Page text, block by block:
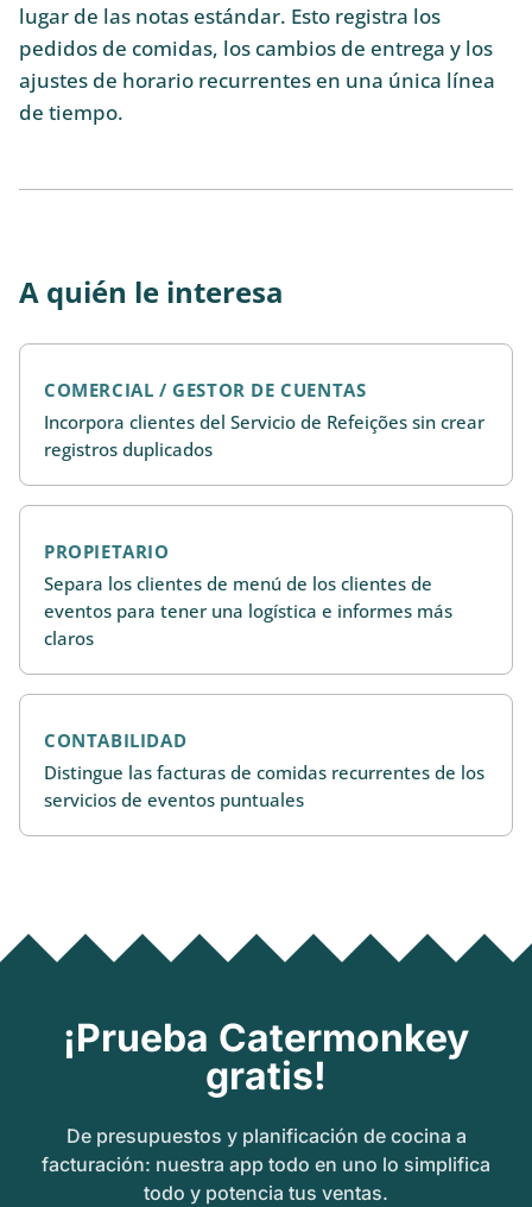
lugar de las notas estándar. Esto registra los
pedidos de comidas, los cambios de entrega y los
ajustes de horario recurrentes en una única línea
de tiempo.
A quién le interesa
COMERCIAL / GESTOR DE CUENTAS
Incorpora clientes del Servicio de Refeições sin crear
registros duplicados
PROPIETARIO
Separa los clientes de menú de los clientes de
eventos para tener una logística e informes más
claros
CONTABILIDAD
Distingue las facturas de comidas recurrentes de los
servicios de eventos puntuales
¡Prueba Catermonkey
gratis!
De presupuestos y planificación de cocina a
facturación: nuestra app todo en uno lo simplifica
todo y potencia tus ventas.